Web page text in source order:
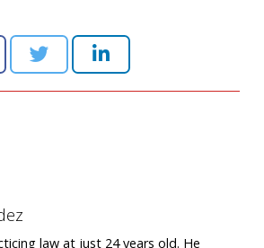
law at just 24 years old. He